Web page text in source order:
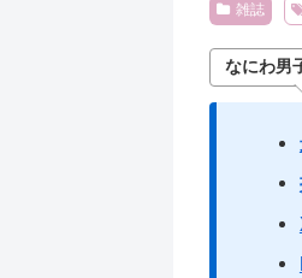
雑誌
なにわ男